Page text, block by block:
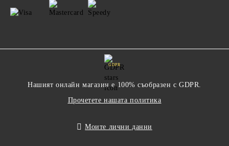
GDPR
Нашият онлайн магазин е 100% съобразен с GDPR.
Прочетете нашата политика
Моите лични данни